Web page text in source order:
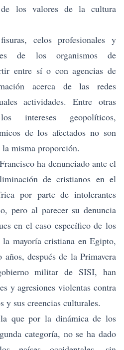
los valores de la cultura
celos profesionales y
de los organismos de
entre sí o con agencias de
acerca de las redes
actividades. Entre otras
intereses geopolíticos,
de los afectados no son
misma proporción.
ha denunciado ante el
de cristianos en el
por parte de intolerantes
pero al parecer su denuncia
en el caso específico de los
mayoría cristiana en Egipto,
después de la Primavera
militar de SISI, han
y agresiones violentas contra
y sus creencias culturales.
que por la dinámica de los
categoría, no se ha dado